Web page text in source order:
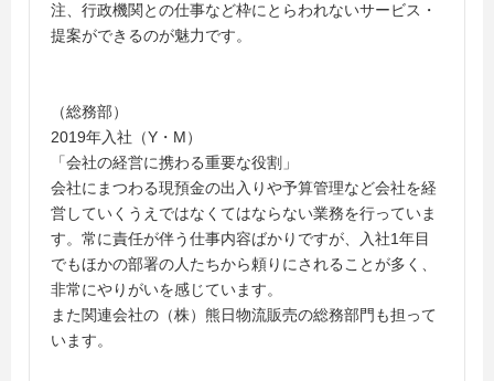
注、行政機関との仕事など枠にとらわれないサービス・
提案ができるのが魅力です。
（総務部）
2019年入社（Y・M）
「会社の経営に携わる重要な役割」
会社にまつわる現預金の出入りや予算管理など会社を経
営していくうえではなくてはならない業務を行っていま
す。常に責任が伴う仕事内容ばかりですが、入社1年目
でもほかの部署の人たちから頼りにされることが多く、
非常にやりがいを感じています。
また関連会社の（株）熊日物流販売の総務部門も担って
います。